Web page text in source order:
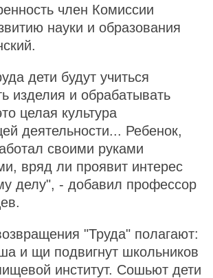
член Комиссии
науки и образования
дети будут учиться
изделия и обрабатывать
целая культура
деятельности... Ребенок,
своими руками
вряд ли проявит интерес
делу", - добавил профессор
"Труда" полагают:
и щи подвигнут школьников
институт. Сошьют дети